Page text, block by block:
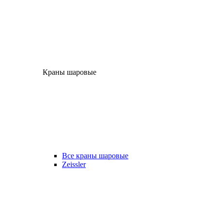
Краны шаровые
Все краны шаровые
Zeissler